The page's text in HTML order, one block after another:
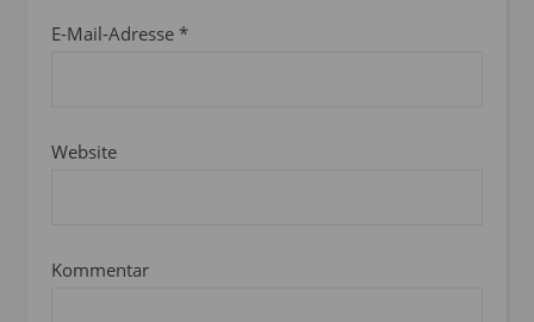
E-Mail-Adresse *
Website
Kommentar